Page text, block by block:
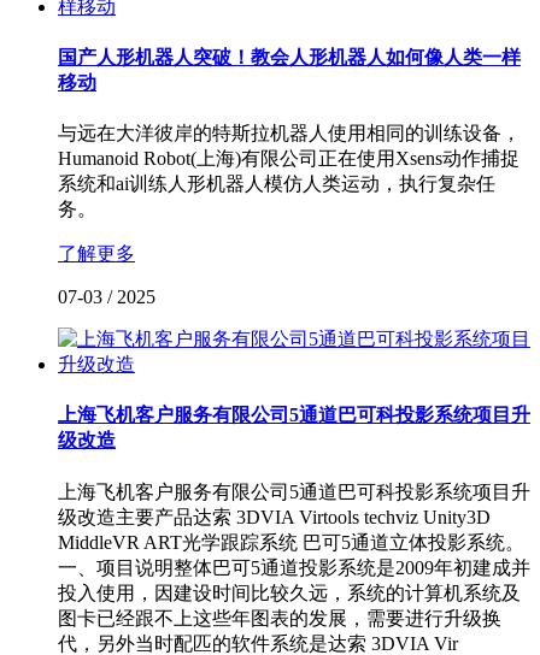
国产人形机器人突破！教会人形机器人如何像人类一样
移动
与远在大洋彼岸的特斯拉机器人使用相同的训练设备，
Humanoid Robot(上海)有限公司正在使用Xsens动作捕捉
系统和ai训练人形机器人模仿人类运动，执行复杂任
务。
了解更多
07-03 / 2025
上海飞机客户服务有限公司5通道巴可科投影系统项目升
级改造
上海飞机客户服务有限公司5通道巴可科投影系统项目升
级改造主要产品达索 3DVIA Virtools techviz Unity3D
MiddleVR ART光学跟踪系统 巴可5通道立体投影系统。
一、项目说明整体巴可5通道投影系统是2009年初建成并
投入使用，因建设时间比较久远，系统的计算机系统及
图卡已经跟不上这些年图表的发展，需要进行升级换
代，另外当时配匹的软件系统是达索 3DVIA Vir